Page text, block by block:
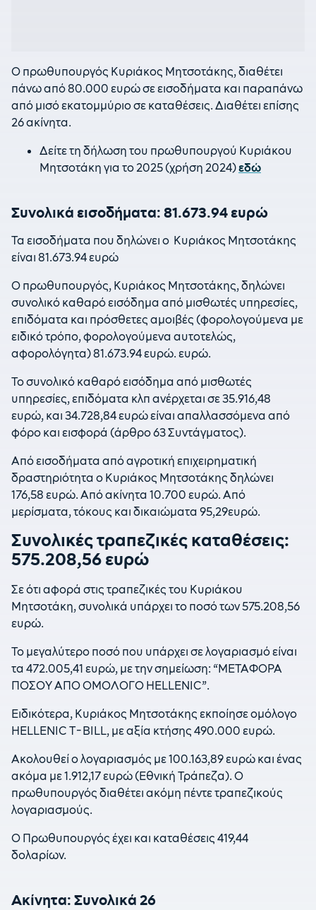
Ο πρωθυπουργός Κυριάκος Μητσοτάκης, διαθέτει
πάνω από 80.000 ευρώ σε εισοδήματα και παραπάνω
από μισό εκατομμύριο σε καταθέσεις. Διαθέτει επίσης
26 ακίνητα.
Δείτε τη δήλωση του πρωθυπουργού Κυριάκου
Μητσοτάκη για το 2025 (χρήση 2024)εδώ
Συνολικά εισοδήματα: 81.673.94 ευρώ
Τα εισοδήματα που δηλώνει ο Κυριάκος Μητσοτάκης
είναι 81.673.94 ευρώ
Ο πρωθυπουργός, Κυριάκος Μητσοτάκης, δηλώνει
συνολικό καθαρό εισόδημα από μισθωτές υπηρεσίες,
επιδόματα και πρόσθετες αμοιβές (φορολογούμενα με
ειδικό τρόπο, φορολογούμενα αυτοτελώς,
αφορολόγητα) 81.673.94 ευρώ. ευρώ.
Το συνολικό καθαρό εισόδημα από μισθωτές
υπηρεσίες, επιδόματα κλπ ανέρχεται σε 35.916,48
ευρώ, και 34.728,84 ευρώ είναι απαλλασσόμενα από
φόρο και εισφορά (άρθρο 63 Συντάγματος).
Από εισοδήματα από αγροτική επιχειρηματική
δραστηριότητα ο Κυριάκος Μητσοτάκης δηλώνει
176,58 ευρώ. Από ακίνητα 10.700 ευρώ. Από
μερίσματα, τόκους και δικαιώματα 95,29ευρώ.
Συνολικές τραπεζικές καταθέσεις:
575.208,56 ευρώ
Σε ότι αφορά στις τραπεζικές του Κυριάκου
Μητσοτάκη, συνολικά υπάρχει το ποσό των 575.208,56
ευρώ.
Το μεγαλύτερο ποσό που υπάρχει σε λογαριασμό είναι
τα 472.005,41 ευρώ, με την σημείωση: “ΜΕΤΑΦΟΡΑ
ΠΟΣΟΥ ΑΠΟ ΟΜΟΛΟΓΟ HELLENIC”.
Ειδικότερα, Κυριάκος Μητσοτάκης εκποίησε ομόλογο
HELLENIC T-BILL, με αξία κτήσης 490.000 ευρώ.
Ακολουθεί ο λογαριασμός με 100.163,89 ευρώ και ένας
ακόμα με 1.912,17 ευρώ (Εθνική Τράπεζα). Ο
πρωθυπουργός διαθέτει ακόμη πέντε τραπεζικούς
λογαριασμούς.
Ο Πρωθυπουργός έχει και καταθέσεις 419,44
δολαρίων.
Ακίνητα: Συνολικά 26